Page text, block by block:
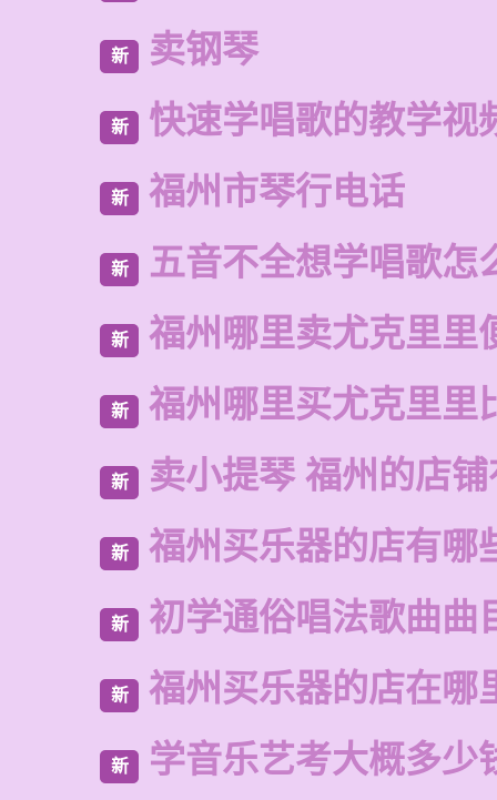
新 卖钢琴
新 快速学唱歌的教学视
新 福州市琴行电话
新 五音不全想学唱歌怎
新 福州哪里卖尤克里里
新 福州哪里买尤克里里
新 卖小提琴 福州的店
新 福州买乐器的店有哪
新 初学通俗唱法歌曲曲
新 福州买乐器的店在哪
新 学音乐艺考大概多少